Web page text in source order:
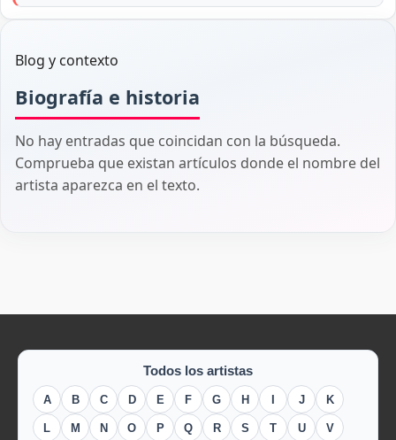
Blog y contexto
Biografía e historia
No hay entradas que coincidan con la búsqueda.
Comprueba que existan artículos donde el nombre del
artista aparezca en el texto.
Todos los artistas
A B C D E F G H J K
L M N O P Q R S T U V